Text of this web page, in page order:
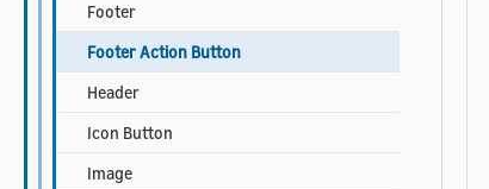
Footer
Footer Action Button
Header
Icon Button
Image